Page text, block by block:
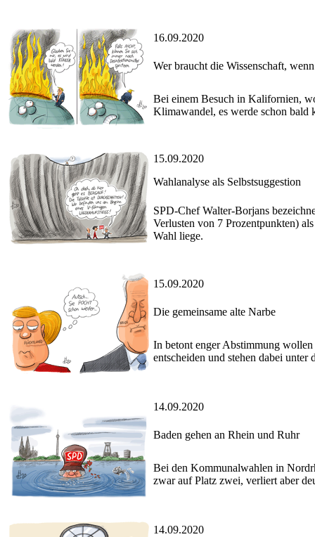
16.09.2020
Wer braucht die Wissenschaft,
Bei einem Besuch in Kalifornien,
Klimawandel, es werde schon bald
15.09.2020
Wahlanalyse als Selbstsuggestion
SPD-Chef Walter-Borjans
Verlusten von 7 Prozentpunkten)
Wahl liege.
15.09.2020
Die gemeinsame alte Narbe
In betont enger Abstimmung
entscheiden und stehen dabei
14.09.2020
Baden gehen an Rhein und Ruhr
Bei den Kommunalwahlen in
zwar auf Platz zwei, verliert aber
14.09.2020